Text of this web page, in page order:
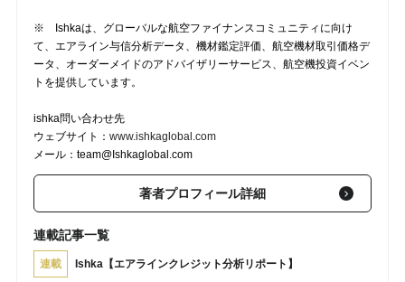
※ Ishkaは、グローバルな航空ファイナンスコミュニティに向け
て、エアライン与信分析データ、機材鑑定評価、航空機材取引価格デ
ータ、オーダーメイドのアドバイザリーサービス、航空機投資イベン
トを提供しています。
ishka問い合わせ先
ウェブサイト： www.ishkaglobal.com
メール：team@Ishkaglobal.com
著者プロフィール詳細
連載記事一覧
連載 Ishka【エアラインクレジット分析リポート】